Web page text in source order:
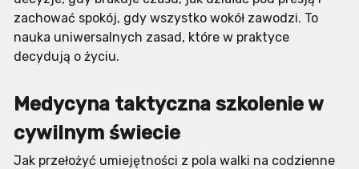
zachować spokój, gdy wszystko wokół zawodzi. To
nauka uniwersalnych zasad, które w praktyce
decydują o życiu.
Medycyna taktyczna szkolenie w
cywilnym świecie
Jak przełożyć umiejętności z pola walki na codzienne